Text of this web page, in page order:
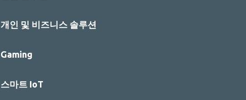
개인 및 비즈니스 솔루션
Gaming
스마트 IoT